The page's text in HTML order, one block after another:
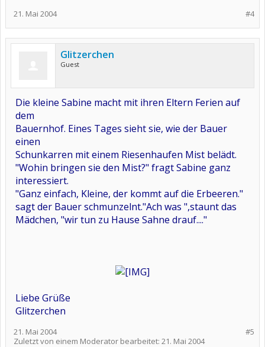
#4
21. Mai 2004
Glitzerchen
Guest
Die kleine Sabine macht mit ihren Eltern Ferien auf
dem
Bauernhof. Eines Tages sieht sie, wie der Bauer
einen
Schunkarren mit einem Riesenhaufen Mist belädt.
"Wohin bringen sie den Mist?" fragt Sabine ganz
interessiert.
"Ganz einfach, Kleine, der kommt auf die Erbeeren."
sagt der Bauer schmunzelnt."Ach was ",staunt das
Mädchen, "wir tun zu Hause Sahne drauf...."
Liebe Grüße
Glitzerchen
#5
21. Mai 2004
Zuletzt von einem Moderator bearbeitet: 21. Mai 2004